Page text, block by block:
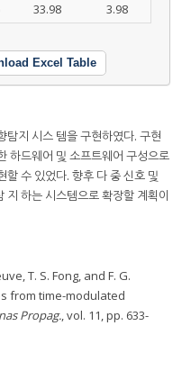
33.98 3.98
Excel Table
탐지 시스 템을 구현하였다. 구현
하드웨어 및 소프트웨어 구성으로
할 수 있었다. 향후 다 중 신호 및
하는 시스템으로 확장할 계획이
T. S. Fong, and F. G.
from time-modulated
Propag., vol. 11, pp. 633-